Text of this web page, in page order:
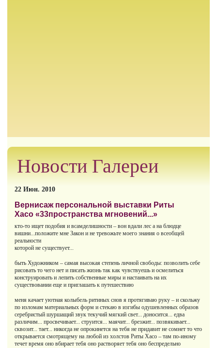
Новости Галереи
22 Июн. 2010
Вернисаж персональной выставки Риты
Хасо «33пространства мгновений...»
кто-то ищет подобия и всамделишности – вон вдали лес а на блюдце
вишни...положите мне Закон и не тревожьте моего знания о всеобщей
реальности
которой не существует...
быть Художником – самая высокая степень личной свободы: позволить себе
рисовать то чего нет и писать жизнь так как чувствуешь и осмелиться
конструировать и лепить собственные миры и настаивать на их
существовании еще и приглашать к путешествию
меня качает уютная колыбель ритиных снов я протягиваю руку – и скольжу
по изломам материальных форм и стекаю в изгибы одушевленных образов
серебристый шуршащий звук текучий мягкий свет... доносится... едва
различим... просвечивает... струится... маячит... брезжит... позвякивает...
сквозит... тает... никогда не опрокинется на тебя не придавит не сомнет то что
открывается смотрящему на любой из холстов Риты Хасо – там по-иному
течет время оно вбирает тебя оно растворяет тебя оно беспредельно